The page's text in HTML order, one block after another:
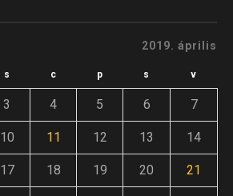
2019. április
s c p s v
3 4 5 6 7
10 11 12 13 14
17 18 19 20 21